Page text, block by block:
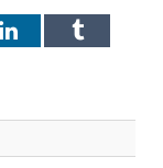
LinkedInTumblr